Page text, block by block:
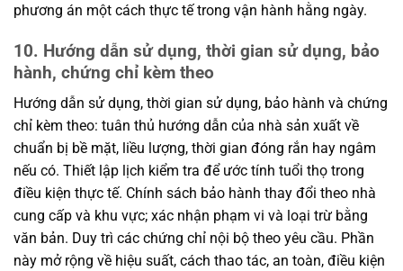
phương án một cách thực tế trong vận hành hằng ngày.
10. Hướng dẫn sử dụng, thời gian sử dụng, bảo
hành, chứng chỉ kèm theo
Hướng dẫn sử dụng, thời gian sử dụng, bảo hành và chứng
chỉ kèm theo: tuân thủ hướng dẫn của nhà sản xuất về
chuẩn bị bề mặt, liều lượng, thời gian đóng rắn hay ngâm
nếu có. Thiết lập lịch kiểm tra để ước tính tuổi thọ trong
điều kiện thực tế. Chính sách bảo hành thay đổi theo nhà
cung cấp và khu vực; xác nhận phạm vi và loại trừ bằng
văn bản. Duy trì các chứng chỉ nội bộ theo yêu cầu. Phần
này mở rộng về hiệu suất, cách thao tác, an toàn, điều kiện